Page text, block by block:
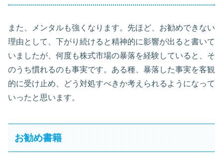
また、メンタルも強くなります。先ほど、お勧めできない
理由として、下がり続けると精神的に影響が出ると書いて
いましたが、何度も株式市場の暴落を経験していると、そ
のうち慣れるのも事実です。ある種、暴落した事実を客観
的に受け止め、どう対処すべきか考えられるようになって
いったと思います。
お勧め書籍